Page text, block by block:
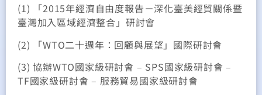
(1) 「2015年經濟自由度報告－深化臺美經貿關係暨
臺灣加入區域經濟整合」研討會
(2) 「WTO二十週年：回顧與展望」國際研討會
(3) 協辦WTO國家級研討會 – SPS國家級研討會 –
TF國家級研討會 – 服務貿易國家級研討會